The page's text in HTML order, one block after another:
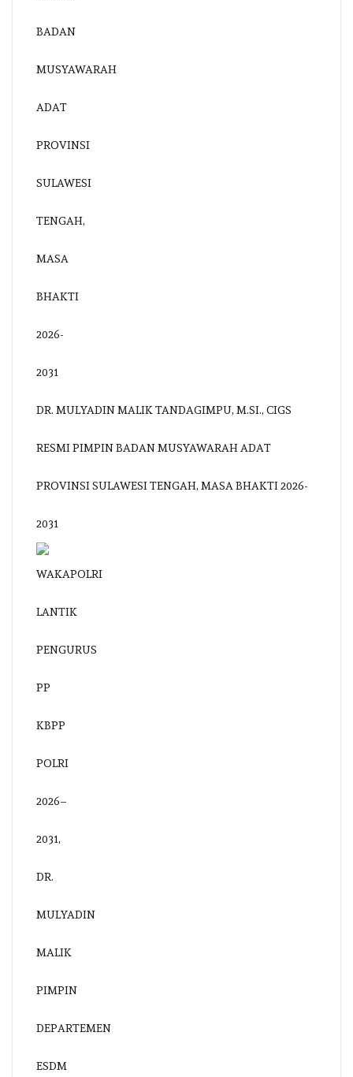
DR. MULYADIN MALIK TANDAGIMPU, M.SI., CIGS
RESMI PIMPIN BADAN MUSYAWARAH ADAT
PROVINSI SULAWESI TENGAH, MASA BHAKTI 2026-
2031